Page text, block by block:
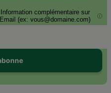
Information complémentaire sur
Email (ex: vous@domaine.com)
i